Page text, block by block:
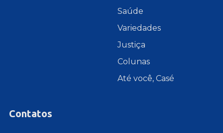
Saúde
Variedades
Justiça
Colunas
Até você, Casé
Contatos